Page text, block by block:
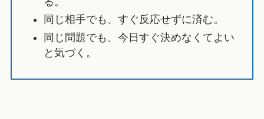
同じ相手でも、すぐ反応せずに済む。
同じ問題でも、今日すぐ決めなくてよい
と気づく。